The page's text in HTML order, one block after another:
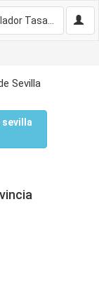
Sevilla
sevilla